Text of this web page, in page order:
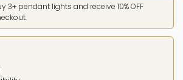
3+ pendant lights and receive 10% OFF